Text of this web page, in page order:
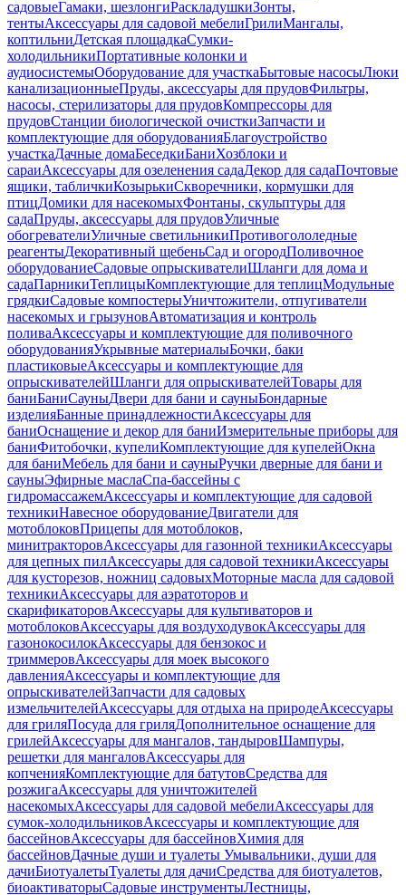
садовыеГамаки, шезлонгиРаскладушкиЗонты,
тентыАксессуары для садовой мебелиГрилиМангалы,
коптильниДетская площадкаСумки-
холодильникиПортативные колонки и
аудиосистемыОборудование для участкаБытовые насосыЛюки
канализационныеПруды, аксессуары для прудовФильтры,
насосы, стерилизаторы для прудовКомпрессоры для
прудовСтанции биологической очисткиЗапчасти и
комплектующие для оборудованияБлагоустройство
участкаДачные домаБеседкиБаниХозблоки и
сараиАксессуары для озеленения садаДекор для садаПочтовые
ящики, табличкиКозырькиСкворечники, кормушки для
птицДомики для насекомыхФонтаны, скульптуры для
садаПруды, аксессуары для прудовУличные
обогревателиУличные светильникиПротивогололедные
реагентыДекоративный щебеньСад и огородПоливочное
оборудованиеСадовые опрыскивателиШланги для дома и
садаПарникиТеплицыКомплектующие для теплицМодульные
грядкиСадовые компостерыУничтожители, отпугиватели
насекомых и грызуновАвтоматизация и контроль
поливаАксессуары и комплектующие для поливочного
оборудованияУкрывные материалыБочки, баки
пластиковыеАксессуары и комплектующие для
опрыскивателейШланги для опрыскивателейТовары для
баниБаниСауныДвери для бани и сауныБондарные
изделияБанные принадлежностиАксессуары для
баниОснащение и декор для баниИзмерительные приборы для
баниФитобочки, купелиКомплектующие для купелейОкна
для баниМебель для бани и сауныРучки дверные для бани и
сауныЭфирные маслаСпа-бассейны с
гидромассажемАксессуары и комплектующие для садовой
техникиНавесное оборудованиеДвигатели для
мотоблоковПрицепы для мотоблоков,
минитракторовАксессуары для газонной техникиАксессуары
для цепных пилАксессуары для садовой техникиАксессуары
для кусторезов, ножниц садовыхМоторные масла для садовой
техникиАксессуары для аэратоторов и
скарификаторовАксессуары для культиваторов и
мотоблоковАксессуары для воздуходувокАксессуары для
газонокосилокАксессуары для бензокос и
триммеровАксессуары для моек высокого
давленияАксессуары и комплектующие для
опрыскивателейЗапчасти для садовых
измельчителейАксессуары для отдыха на природеАксессуары
для гриляПосуда для гриляДополнительное оснащение для
грилейАксессуары для мангалов, тандыровШампуры,
решетки для мангаловАксессуары для
копченияКомплектующие для батутовСредства для
розжигаАксессуары для уничтожителей
насекомыхАксессуары для садовой мебелиАксессуары для
сумок-холодильниковАксессуары и комплектующие для
бассейновАксессуары для бассейновХимия для
бассейновДачные души и туалеты Умывальники, души для
дачиБиотуалетыТуалеты для дачиСредства для биотуалетов,
биоактиваторыСадовые инструментыЛестницы,